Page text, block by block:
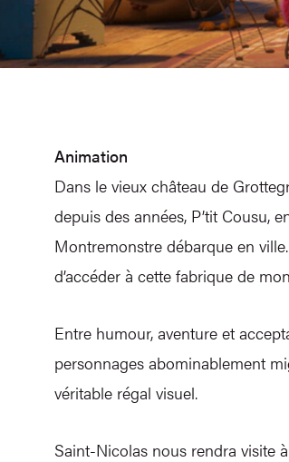
Animation
Dans le vieux château de
depuis des années, P’tit Cousu,
Montremonstre débarque en
d’accéder à cette fabrique de
Entre humour, aventure et
personnages abominablement
véritable régal visuel.
Saint-Nicolas nous rendra visite